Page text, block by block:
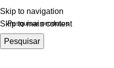
Skip to navigation
Skip to main content
Pesquisar